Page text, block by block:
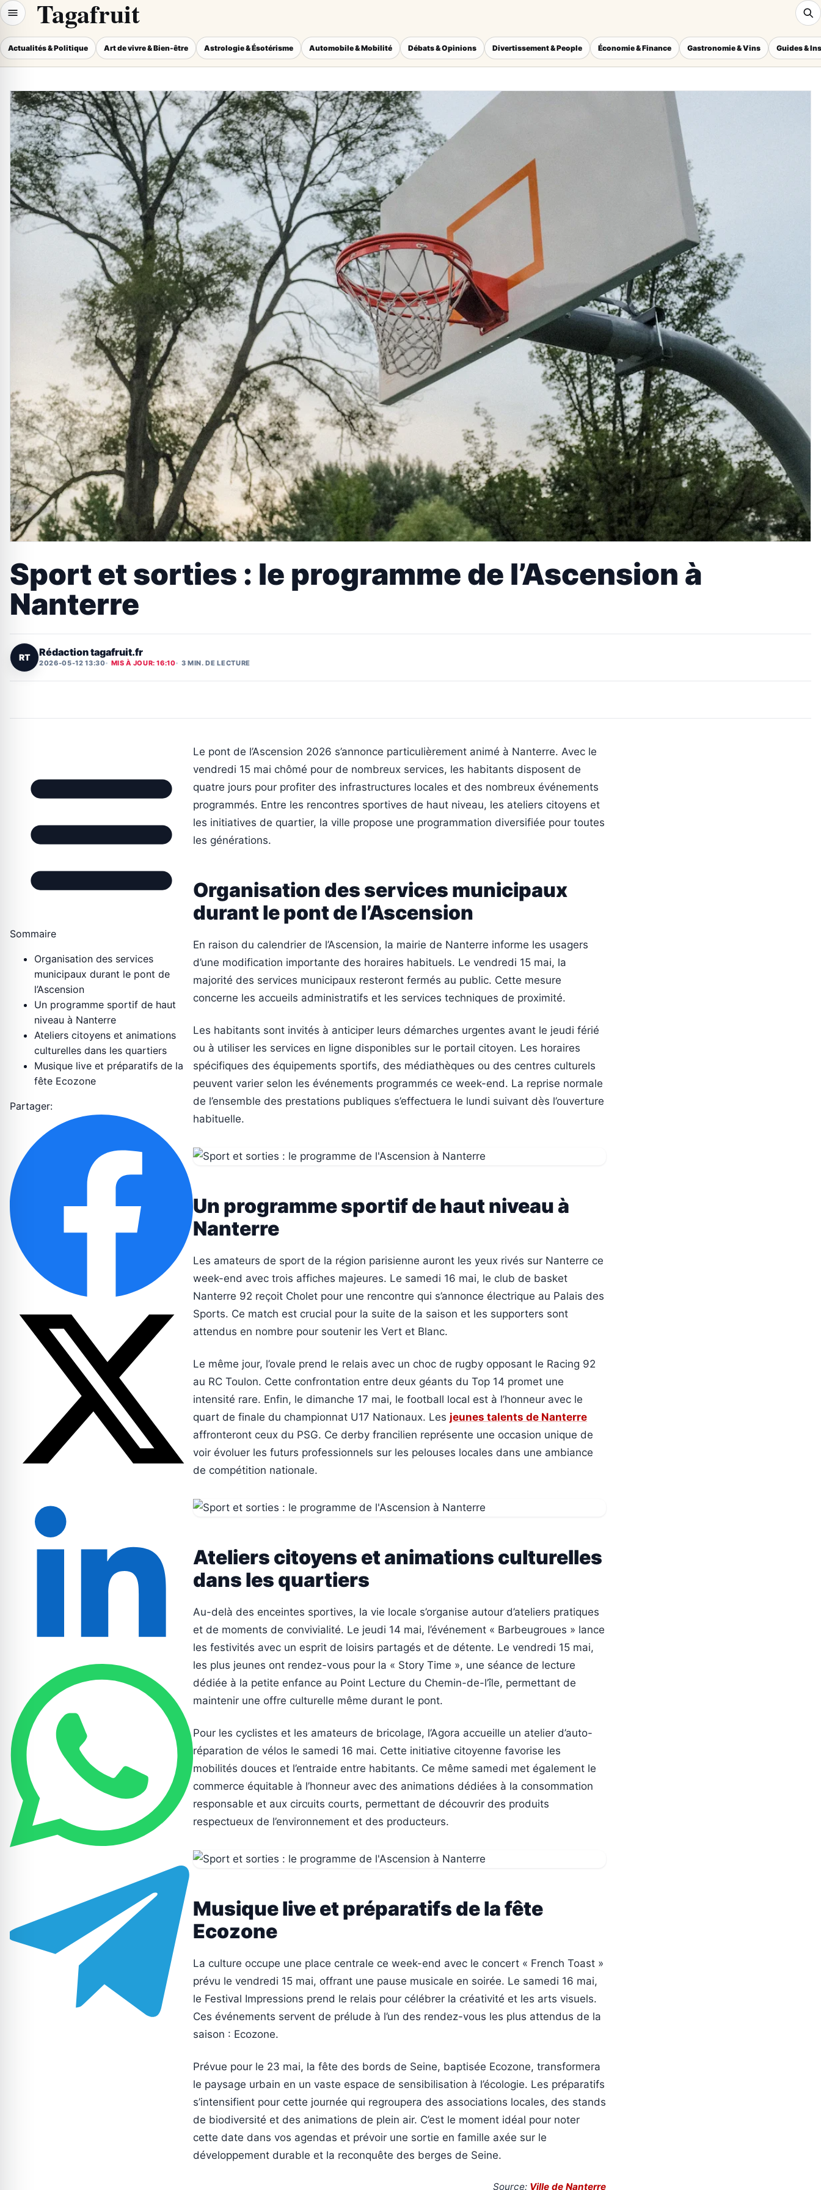
Tagafruit
Actualités & Politique Art de vivre & Bien-être Astrologie & Ésotérisme Automobile & Mobilité Débats & Opinions Divertissement & People Économie & Finance Gastronomie & Vins Guides &
Sport et sorties : le programme de l’Ascension à
Nanterre
RT Rédaction tagafruit.fr
2026-05-12 13:30 MIS À JOUR: 16:10 3 MIN. DE LECTURE
Sommaire
Organisation des services
municipaux durant le pont de
l’Ascension
Un programme sportif de haut
niveau à Nanterre
Ateliers citoyens et animations
culturelles dans les quartiers
Musique live et préparatifs de la
fête Ecozone
Partager:
Le pont de l’Ascension 2026 s’annonce particulièrement animé à Nanterre. Avec le
vendredi 15 mai chômé pour de nombreux services, les habitants disposent de
quatre jours pour profiter des infrastructures locales et des nombreux événements
programmés. Entre les rencontres sportives de haut niveau, les ateliers citoyens et
les initiatives de quartier, la ville propose une programmation diversifiée pour toutes
les générations.
Organisation des services municipaux
durant le pont de l’Ascension
En raison du calendrier de l’Ascension, la mairie de Nanterre informe les usagers
d’une modification importante des horaires habituels. Le vendredi 15 mai, la
majorité des services municipaux resteront fermés au public. Cette mesure
concerne les accueils administratifs et les services techniques de proximité.
Les habitants sont invités à anticiper leurs démarches urgentes avant le jeudi férié
ou à utiliser les services en ligne disponibles sur le portail citoyen. Les horaires
spécifiques des équipements sportifs, des médiathèques ou des centres culturels
peuvent varier selon les événements programmés ce week-end. La reprise normale
de l’ensemble des prestations publiques s’effectuera le lundi suivant dès l’ouverture
habituelle.
Un programme sportif de haut niveau à
Nanterre
Les amateurs de sport de la région parisienne auront les yeux rivés sur Nanterre ce
week-end avec trois affiches majeures. Le samedi 16 mai, le club de basket
Nanterre 92 reçoit Cholet pour une rencontre qui s’annonce électrique au Palais des
Sports. Ce match est crucial pour la suite de la saison et les supporters sont
attendus en nombre pour soutenir les Vert et Blanc.
Le même jour, l’ovale prend le relais avec un choc de rugby opposant le Racing 92
au RC Toulon. Cette confrontation entre deux géants du Top 14 promet une
intensité rare. Enfin, le dimanche 17 mai, le football local est à l’honneur avec le
quart de finale du championnat U17 Nationaux. Les jeunes talents de Nanterre
affronteront ceux du PSG. Ce derby francilien représente une occasion unique de
voir évoluer les futurs professionnels sur les pelouses locales dans une ambiance
de compétition nationale.
Ateliers citoyens et animations culturelles
dans les quartiers
Au-delà des enceintes sportives, la vie locale s’organise autour d’ateliers pratiques
et de moments de convivialité. Le jeudi 14 mai, l’événement « Barbeugroues » lance
les festivités avec un esprit de loisirs partagés et de détente. Le vendredi 15 mai,
les plus jeunes ont rendez-vous pour la « Story Time », une séance de lecture
dédiée à la petite enfance au Point Lecture du Chemin-de-l’île, permettant de
maintenir une offre culturelle même durant le pont.
Pour les cyclistes et les amateurs de bricolage, l’Agora accueille un atelier d’auto-
réparation de vélos le samedi 16 mai. Cette initiative citoyenne favorise les
mobilités douces et l’entraide entre habitants. Ce même samedi met également le
commerce équitable à l’honneur avec des animations dédiées à la consommation
responsable et aux circuits courts, permettant de découvrir des produits
respectueux de l’environnement et des producteurs.
Musique live et préparatifs de la fête
Ecozone
La culture occupe une place centrale ce week-end avec le concert « French Toast »
prévu le vendredi 15 mai, offrant une pause musicale en soirée. Le samedi 16 mai,
le Festival Impressions prend le relais pour célébrer la créativité et les arts visuels.
Ces événements servent de prélude à l’un des rendez-vous les plus attendus de la
saison : Ecozone.
Prévue pour le 23 mai, la fête des bords de Seine, baptisée Ecozone, transformera
le paysage urbain en un vaste espace de sensibilisation à l’écologie. Les préparatifs
s’intensifient pour cette journée qui regroupera des associations locales, des stands
de biodiversité et des animations de plein air. C’est le moment idéal pour noter
cette date dans vos agendas et prévoir une sortie en famille axée sur le
développement durable et la reconquête des berges de Seine.
Source: Ville de Nanterre